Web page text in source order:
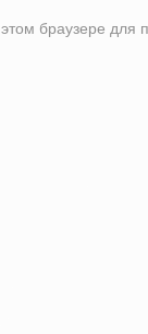
браузере